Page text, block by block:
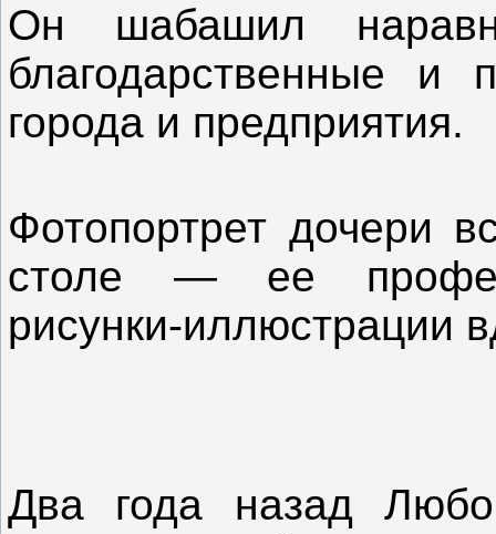
Он шабашил
благодарственные и
города и предприятия.
Фотопортрет дочери
столе — ее
рисунки-иллюстрации
Два года назад